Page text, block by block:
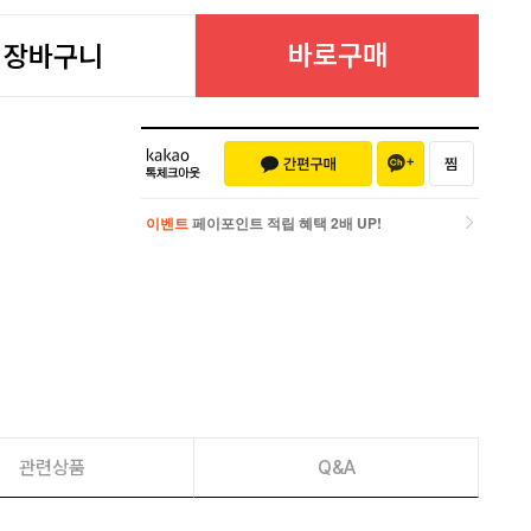
장바구니 바로구매
이벤트 페이포인트 적립 혜택 2배 UP!
관련상품 Q&A